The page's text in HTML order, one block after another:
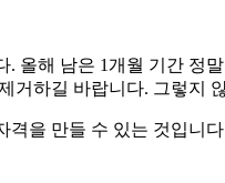
해 남은 1개월 기간 정
하길 바랍니다. 그렇지
격을 만들 수 있는 것입니